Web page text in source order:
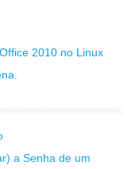
2010 no Linux
a Senha de um